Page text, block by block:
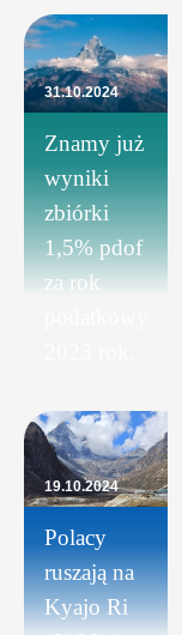
31.10.2024
Znamy już
wyniki
zbiórki
1,5% pdof
za rok
19.10.2024
Polacy
ruszają na
Kyajo Ri